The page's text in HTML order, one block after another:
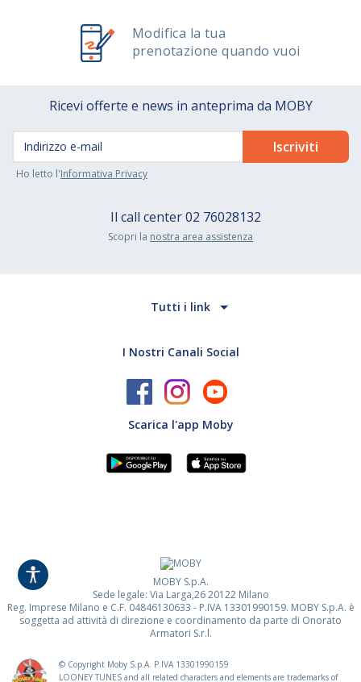
Modifica la tua
prenotazione quando vuoi
Ricevi offerte e news in anteprima da MOBY
Ho letto l'Informativa Privacy
Il call center02 76028132
Scopri la nostra area assistenza
Tutti i link
I Nostri Canali Social
Scarica l'app Moby
MOBY S.p.A.
Sede legale: Via Larga,26 20122 Milano
Reg. Imprese Milano e C.F. 04846130633 - P.IVA 13301990159. MOBY S.p.A. è
soggetta ad attività di direzione e coordinamento da parte di Onorato
Armatori S.r.l.
© Copyright Moby S.p.A. P.IVA 13301990159
LOONEY TUNES and all related characters and elements are trademarks of